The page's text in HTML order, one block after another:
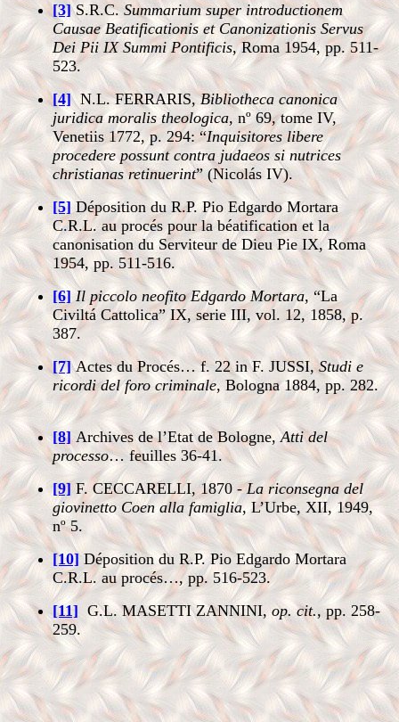
[3]S.R.C. Summarium super introductionem
Causae Beatificationis et Canonizationis Servus
Dei Pii IX Summi Pontificis, Roma 1954, pp. 511-
523.
[4] N.L. FERRARIS,Bibliotheca canonica
juridica moralis theologica, nº 69, tome IV,
Venetiis 1772, p. 294: “Inquisitores libere
procedere possunt contra judaeos si nutrices
christianas retinuerint” (Nicolás IV).
[5] Déposition du R.P. Pio Edgardo Mortara
C.R.L. au procés pour la béatification et la
canonisation du Serviteur de Dieu Pie IX, Roma
1954, pp. 511-516.
[6] Il piccolo neofito Edgardo Mortara, “La
Civiltá Cattolica” IX, serie III, vol. 12, 1858, p.
387.
[7] Actes du Procés… f. 22 in F. JUSSI, Studi e
ricordi del foro criminale, Bologna 1884, pp. 282.
[8] Archives de l’Etat de Bologne,Atti del
processo… feuilles 36-41.
[9] F. CECCARELLI, 1870 -La riconsegna del
giovinetto Coen alla famiglia, L’Urbe, XII, 1949,
nº 5.
[10] Déposition du R.P. Pio Edgardo Mortara
C.R.L. au procés…, pp. 516-523.
[11] G.L. MASETTI ZANNINI, op. cit., pp. 258-
259.